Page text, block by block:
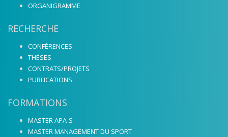
ORGANIGRAMME
RECHERCHE
CONFÉRENCES
THÈSES
CONTRATS/PROJETS
PUBLICATIONS
FORMATIONS
MASTER APA-S
MASTER MANAGEMENT DU SPORT